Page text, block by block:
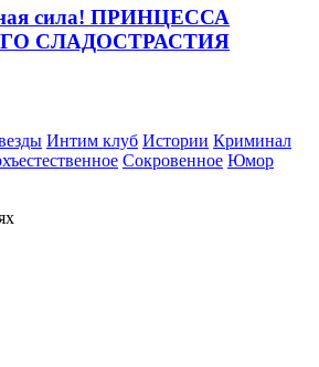
сила! ПРИНЦЕССА
СЛАДОСТРАСТИЯ
Интим клуб Истории Криминал
Сокровенное Юмор